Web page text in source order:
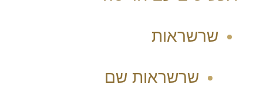
שרשראות
שרשראות שם